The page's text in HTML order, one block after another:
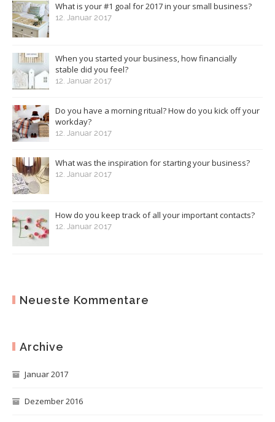
What is your #1 goal for 2017 in your small business?
12. Januar 2017
When you started your business, how financially
stable did you feel?
12. Januar 2017
Do you have a morning ritual? How do you kick off your
workday?
12. Januar 2017
What was the inspiration for starting your business?
12. Januar 2017
How do you keep track of all your important contacts?
12. Januar 2017
Neueste Kommentare
Archive
Januar 2017
Dezember 2016